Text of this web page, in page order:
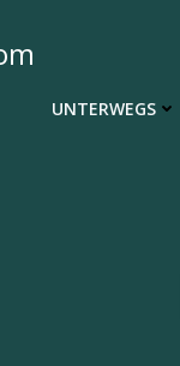
UNTERWEGS